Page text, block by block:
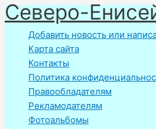
Перейти
к
содержимому
Северо-
Добавить новость или
Карта сайта
Контакты
Политика
Правообладателям
Рекламодателям
Фотоальбомы